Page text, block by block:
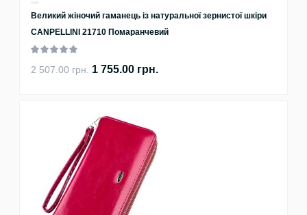
Великий жіночий гаманець із натуральної зернистої шкіри
CANPELLINI 21710 Помаранчевий
2 507.00 грн. 1 755.00 грн.